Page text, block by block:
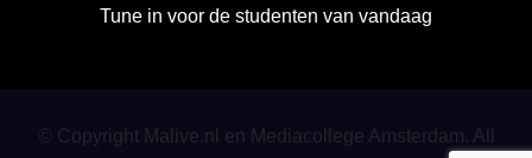
Tune in voor de studenten van vandaag
© Copyright Malive.nl en Mediacollege Amsterdam. All